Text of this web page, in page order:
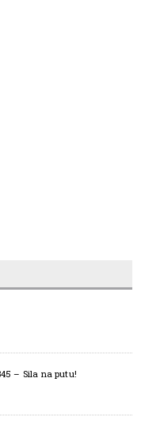
– Sila na putu!